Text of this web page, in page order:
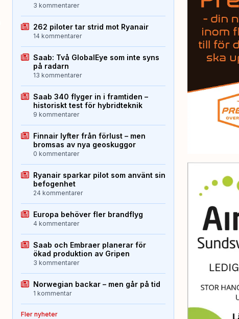
3 kommentarer
262 piloter tar strid mot Ryanair
14 kommentarer
Saab: Två GlobalEye som inte syns
på radarn
13 kommentarer
Saab 340 flyger in i framtiden –
historiskt test för hybridteknik
9 kommentarer
Finnair lyfter från förlust – men
bromsas av nya geoskuggor
0 kommentarer
Ryanair sparkar pilot som använt sin
befogenhet
24 kommentarer
Europa behöver fler brandflyg
4 kommentarer
Saab och Embraer planerar för
ökad produktion av Gripen
3 kommentarer
Norwegian backar – men går på tid
1 kommentar
Fler nyheter